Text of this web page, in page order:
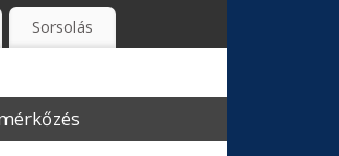
Sorsolás